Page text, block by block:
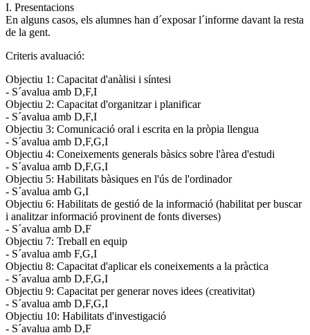
I. Presentacions
En alguns casos, els alumnes han d´exposar l´informe davant la resta
de la gent.
Criteris avaluació:
Objectiu 1: Capacitat d'anàlisi i síntesi
- S´avalua amb D,F,I
Objectiu 2: Capacitat d'organitzar i planificar
- S´avalua amb D,F,I
Objectiu 3: Comunicació oral i escrita en la pròpia llengua
- S´avalua amb D,F,G,I
Objectiu 4: Coneixements generals bàsics sobre l'àrea d'estudi
- S´avalua amb D,F,G,I
Objectiu 5: Habilitats bàsiques en l'ús de l'ordinador
- S´avalua amb G,I
Objectiu 6: Habilitats de gestió de la informació (habilitat per buscar
i analitzar informació provinent de fonts diverses)
- S´avalua amb D,F
Objectiu 7: Treball en equip
- S´avalua amb F,G,I
Objectiu 8: Capacitat d'aplicar els coneixements a la pràctica
- S´avalua amb D,F,G,I
Objectiu 9: Capacitat per generar noves idees (creativitat)
- S´avalua amb D,F,G,I
Objectiu 10: Habilitats d'investigació
- S´avalua amb D,F